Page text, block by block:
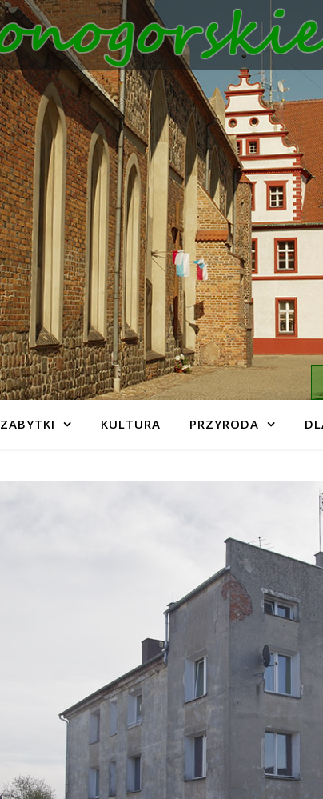
ZABYTKI KULTURA PRZYRODA